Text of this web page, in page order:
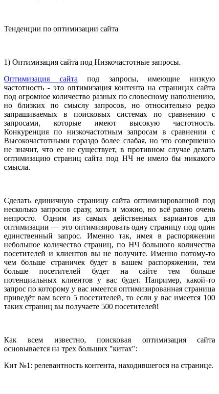
Тенденции по оптимизации сайта
1) Оптимизация сайта под Низкочастотные запросы.
Оптимизация сайта под запросы, имеющие низкую
частотность - это оптимизация контента на страницах сайта
под огромное количество разных по словесному наполнению,
но близких по смыслу запросов, но относительно редко
запрашиваемых в поисковых системах по сравнению с
запросами, которые имеют высокую частотность.
Конкуренция по низкочастотным запросам в сравнении с
Высокочастотными гораздо более слабая, но это совершенно
не значит, что ее не существует, в противном случае делать
оптимизацию страниц сайта под НЧ не имело бы никакого
смысла.
Сделать единичную страницу сайта оптимизированной под
несколько запросов сразу, хоть и можно, но всё равно очень
непросто. Одним из самых действенных вариантов для
оптимизации — это оптимизировать одну страницу под один
единственный запрос. Именно так, имея в распоряжении
небольшое количество страниц, по НЧ большого количества
посетителей и клиентов вы не получите. Именно потому-то
чем больше страничек будет в вашем распоряжении, тем
больше посетителей будет на сайте тем больше
потенциальных клиентов у вас будет. Например, какой-то
запрос по которому у вас имеется оптимизированная страница
приведёт вам всего 5 посетителей, то если у вас имеется 100
таких страниц вы получаете 500 посетителей!
Как всем известно, поисковая оптимизация сайта
основывается на трех больших "китах":
Кит №1: релевантность контента, находившегося на странице.